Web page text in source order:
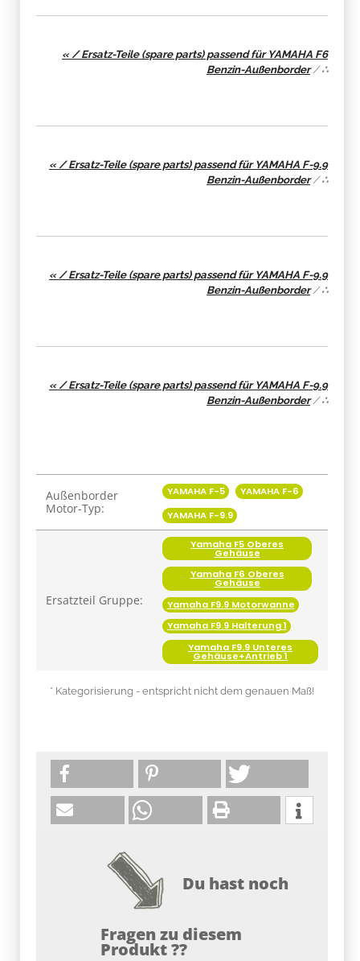
« / Ersatz-Teile (spare parts) passend für YAMAHA F6
Benzin-Außenborder/∴
« / Ersatz-Teile (spare parts) passend für YAMAHA F-9.9
Benzin-Außenborder/∴
« / Ersatz-Teile (spare parts) passend für YAMAHA F-9.9
Benzin-Außenborder/∴
« / Ersatz-Teile (spare parts) passend für YAMAHA F-9.9
Benzin-Außenborder/∴
Produkteigenschaft
Wert
Außenborder
Motor-Typ:
YAMAHA F-5
YAMAHA F-6
YAMAHA F-9.9
Ersatzteil Gruppe:
Yamaha F5 Oberes
Gehäuse
Yamaha F6 Oberes
Gehäuse
Yamaha F9.9 Motorwanne
Yamaha F9.9 Halterung 1
Yamaha F9.9 Unteres
Gehäuse+Antrieb 1
* Kategorisierung - entspricht nicht dem genauen Maß!
Du hast noch
Fragen zu diesem
Produkt ??